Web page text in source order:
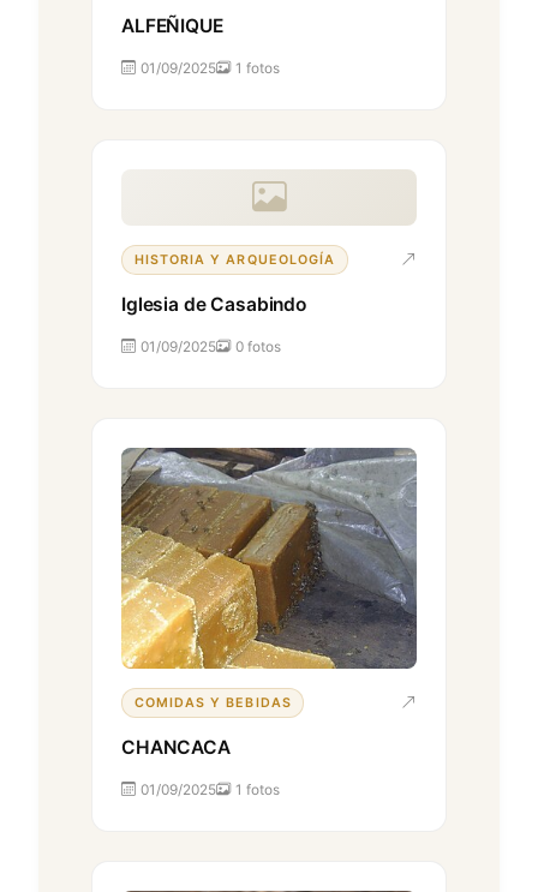
ALFEÑIQUE
01/09/2025 1 fotos
HISTORIA Y ARQUEOLOGÍA
Iglesia de Casabindo
01/09/2025 0 fotos
COMIDAS Y BEBIDAS
CHANCACA
01/09/2025 1 fotos